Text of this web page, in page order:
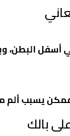
البطن،
يسبب ألم
بالك